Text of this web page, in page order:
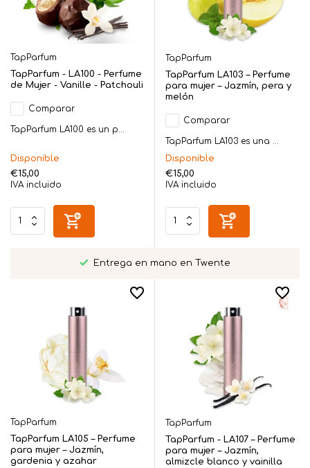
TapParfum
TapParfum - LA100 - Perfume
de Mujer - Vanille - Patchouli
Comparar
TapParfum LA100 es un p...
Disponible
€15,00
IVA incluido
TapParfum
TapParfum LA103 – Perfume
para mujer – Jazmín, pera y
melón
Comparar
TapParfum LA103 es una ...
Disponible
€15,00
IVA incluido
Entrega en mano en Twente
TapParfum
TapParfum LA105 – Perfume
para mujer – Jazmín,
gardenia y azahar
TapParfum
TapParfum - LA107 – Perfume
para mujer – Jazmín,
almizcle blanco y vainilla